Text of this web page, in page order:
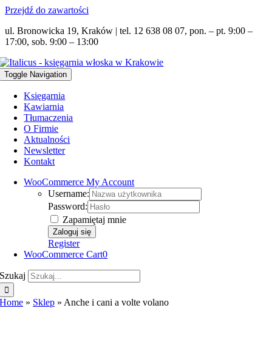
Przejdź do zawartości
ul. Bronowicka 19, Kraków | tel. 12 638 08 07, pon. – pt. 9:00 –
17:00, sob. 9:00 – 13:00
Toggle Navigation
Księgarnia
Kawiarnia
Tłumaczenia
O Firmie
Aktualności
Newsletter
Kontakt
WooCommerce My Account
Username:
Password:
Zapamiętaj mnie
Register
WooCommerce Cart0
Szukaj
Home » Sklep » Anche i cani a volte volano